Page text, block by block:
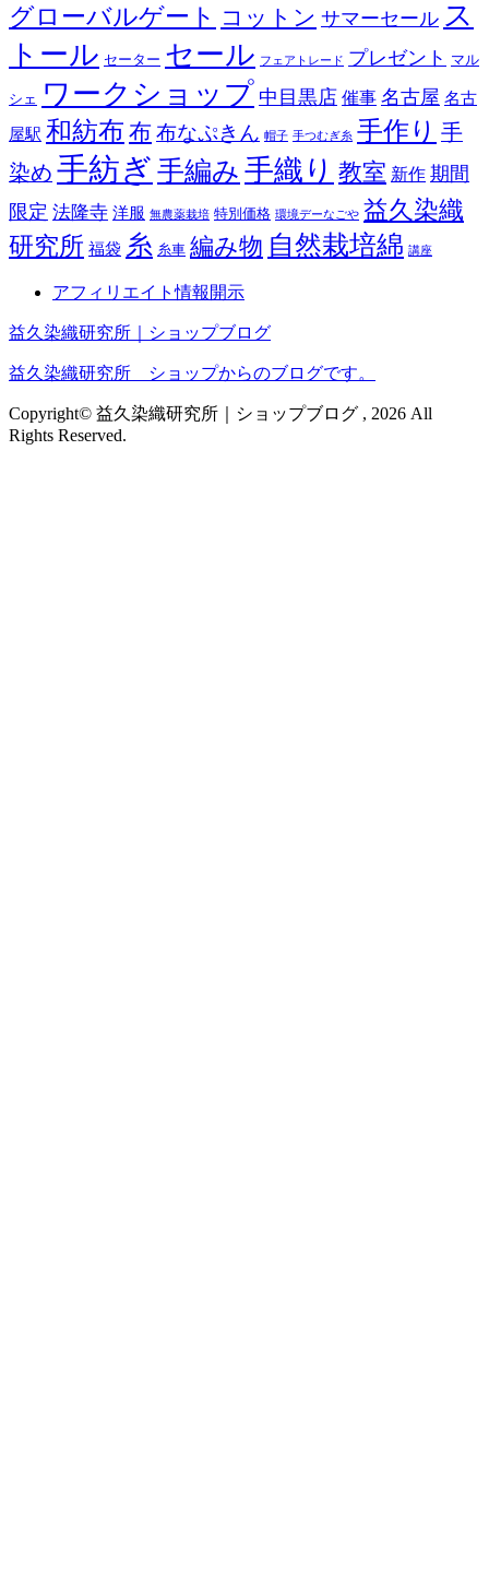
グローバルゲート コットン サマーセール ス
トール セーター セール フェアトレード プレゼント マル
シェ ワークショップ 中目黒店 催事 名古屋 名古
屋駅 和紡布 布布なぷきん 帽子 手つむぎ糸 手作り 手
染め 手紡ぎ 手編み 手織り 教室 新作 期間
限定 法隆寺 洋服 無農薬栽培 特別価格 環境デーなごや 益久染織
研究所 福袋 糸 糸車 編み物 自然栽培綿 講座
アフィリエイト情報開示
益久染織研究所｜ショップブログ
益久染織研究所 ショップからのブログです。
Copyright© 益久染織研究所｜ショップブログ , 2026 All
Rights Reserved.